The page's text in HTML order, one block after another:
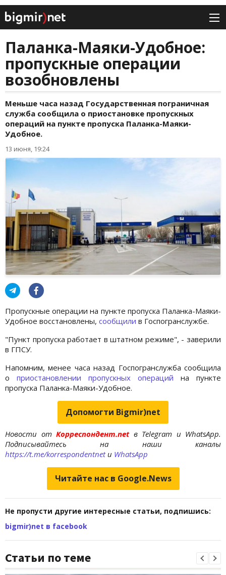
Паланка-Маяки-Удобное:
пропускные операции
возобновлены
Меньше часа назад Государственная пограничная
служба сообщила о приостановке пропускных
операций на пункте пропуска Паланка-Маяки-
Удобное.
13 июня, 19:24
Пропускные операции на пункте пропуска Паланка-Маяки-
Удобное восстановлены, сообщили в Госпогранслужбе.
"Пункт пропуска работает в штатном режиме", - заверили
в ГПСУ.
Напомним, менее часа назад Госпогранслужба сообщила
о приостановлении пропускных операций на пункте
пропуска Паланка-Маяки-Удобное.
Допомогти Bigmir)net
Новости отКорреспондент.net в Telegram и WhatsApp.
Подписывайтесь на наши каналы
https://t.me/korrespondentnetи WhatsApp
Читайте нас в Google.News
Не пропусти другие интересные статьи, подпишись:
bigmir)net в facebook
Статьи по теме